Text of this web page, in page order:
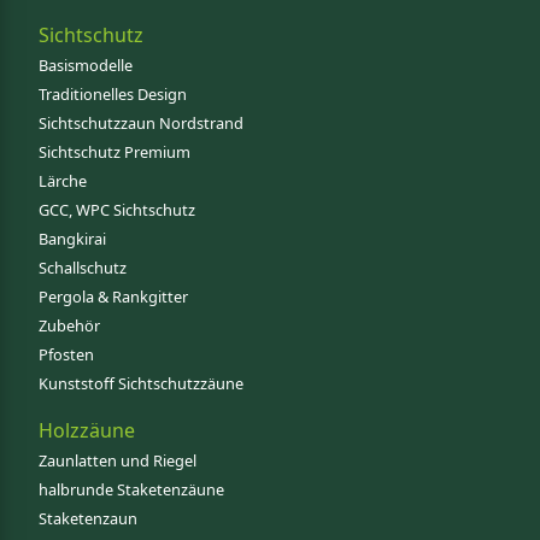
Sichtschutz
Basismodelle
Traditionelles Design
Sichtschutzzaun Nordstrand
Sichtschutz Premium
Lärche
GCC, WPC Sichtschutz
Bangkirai
Schallschutz
Pergola & Rankgitter
Zubehör
Pfosten
Kunststoff Sichtschutzzäune
Holzzäune
Zaunlatten und Riegel
halbrunde Staketenzäune
Staketenzaun